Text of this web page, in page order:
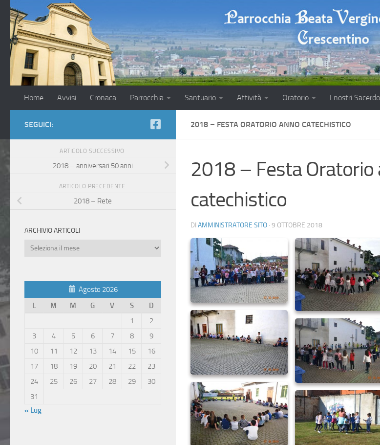
Salta al contenuto
Home Avvisi Cronaca Parrocchia Santuario Attività Oratorio I nostri
2018 – FESTA ORATORIO ANNO CATECHISTICO
2018 – Festa Oratorio
catechistico
DI AMMINISTRATORE SITO · 9 OTTOBRE 2018
SEGUICI:
ARTICOLO SUCCESSIVO
2018 – anniversari 50 anni
ARTICOLO PRECEDENTE
2018 – Rete
ARCHIVIO ARTICOLI
Archivio
Agosto 2026
L
M M G V S
D
1
2
3
4 5 6 7 8
9
10
11 12 13 14 15
16
17
18 19 20 21 22
23
24
25 26 27 28 29
30
31
« Lug